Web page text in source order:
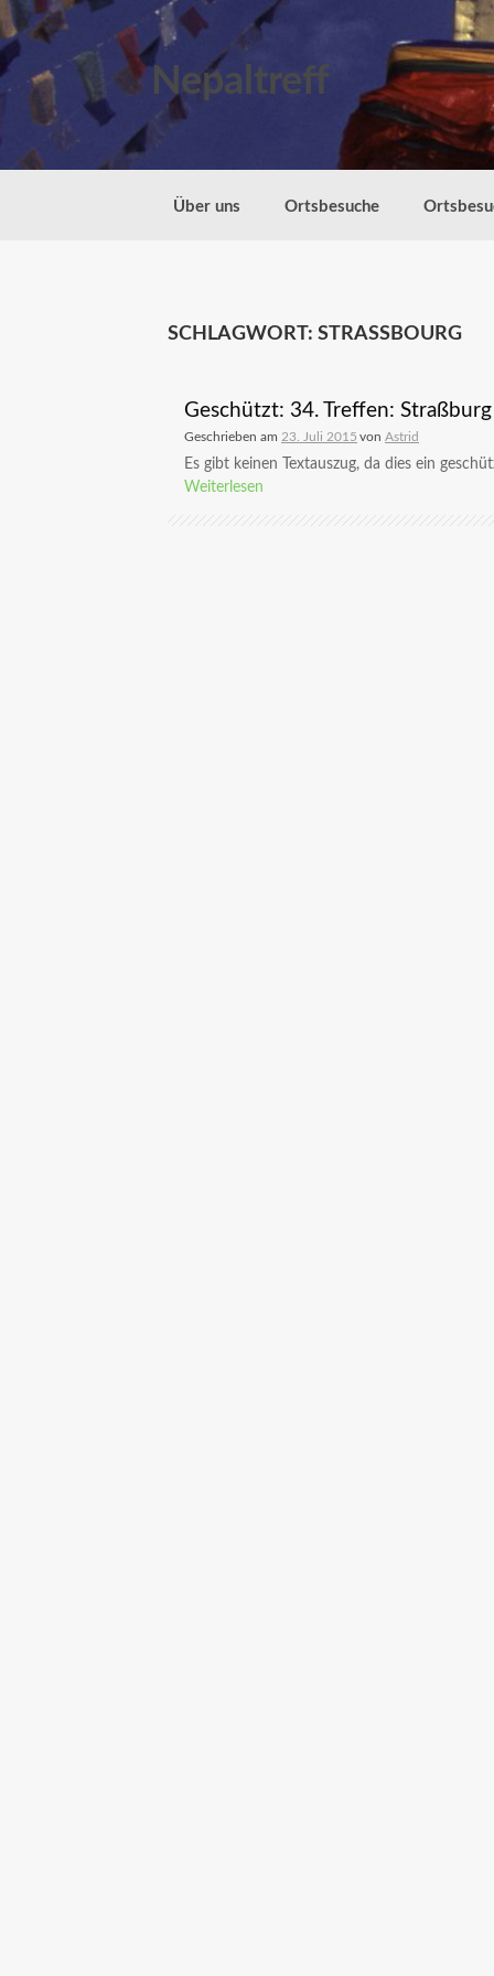
Inhalt
springen
Nepaltreff
Über uns Ortsbesuche
SCHLAGWORT: STRASSBOURG
Geschützt: 34. Treffen:
Geschrieben am 23. Juli 2015 von Astrid
Es gibt keinen Textauszug, da dies ein
Weiterlesen